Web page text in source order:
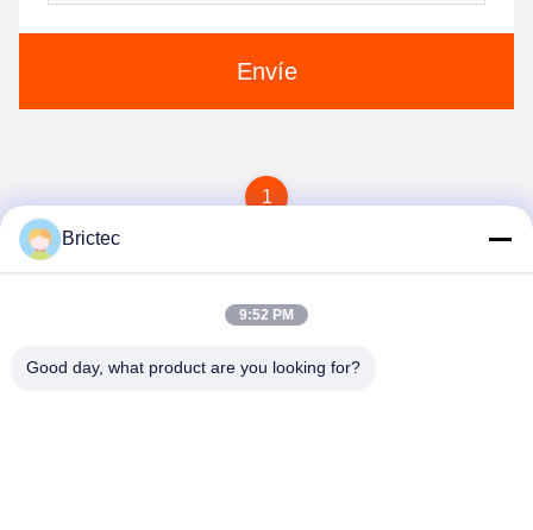
Envíe
1
Brictec
9:52 PM
Good day, what product are you looking for?